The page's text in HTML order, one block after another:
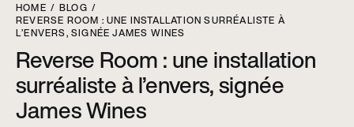
HOME
BLOG
REVERSE ROOM : UNE INSTALLATION SURRÉALISTE À
L’ENVERS, SIGNÉE JAMES WINES
Reverse Room : une installation
surréaliste à l’envers, signée
James Wines